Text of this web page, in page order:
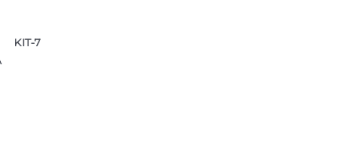
KIT-7